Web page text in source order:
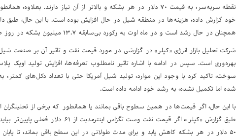
نقطه سربه‌سر، به قیمت ۷۰ دلار در هر بشکه و بالاتر از آن نیاز
خود گزارش داده، هزینه‌ها در منطقه شیل در حال افزایش بوده است. با این حال، طبق
همچنان در حال رشد است و در ماه اوت به رکورد بی‌سابقه ۱۳.۷ میلیون بشکه در روز صعود کرد.
شرکت تحلیل بازار انرژی «کپلر» در گزارشی در مورد قیمت نفت و تاثیر آن بر صنعت
بهره‌وری است. سپس در ادامه با اشاره تاثیر نامطلوب تعرفه‌ها، افزایش تولید اوپک
سوخت، تاکید کرد با وجود این موارد، تولید شیل آمریکا حتی با تعداد دکل‌های
شده اما تکمیل نشده، به رشد خود ادامه داده است.
با این حال، اگر قیمت‌ها در همین سطوح باقی بمانند یا همانطور که برخی از تحلیلگران
طبق گزارش «کپلر»، اگر قیمت نفت وست